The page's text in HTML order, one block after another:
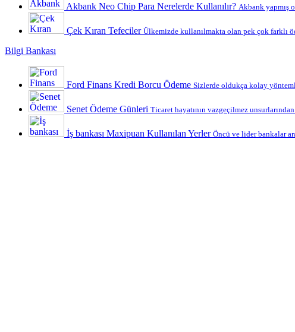
Akbank Neo Chip Para Nerelerde Kullanılır? Akbank yapmış
Çek Kıran Tefeciler Ülkemizde kullanılmakta olan pek çok farklı
Bilgi Bankası
Ford Finans Kredi Borcu Ödeme Sizlerde oldukça kolay
Senet Ödeme Günleri Ticaret hayatının vazgeçilmez
İş bankası Maxipuan Kullanılan Yerler Öncü ve lider bankalar